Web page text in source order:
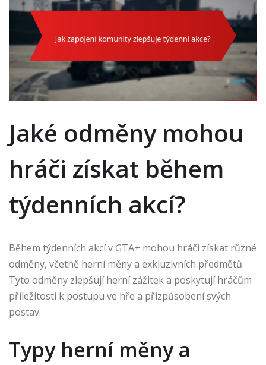
Jaké odměny mohou
hráči získat během
týdenních akcí?
Během týdenních akcí v GTA+ mohou hráči získat různé
odměny, včetně herní měny a exkluzivních předmětů.
Tyto odměny zlepšují herní zážitek a poskytují hráčům
příležitosti k postupu ve hře a přizpůsobení svých
postav.
Typy herní měny a